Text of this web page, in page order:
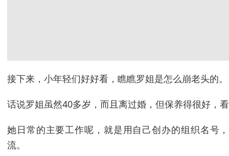
接下来，小年轻们好好看，瞧瞧罗姐是怎么崩老头的。
话说罗姐虽然40多岁，而且离过婚，但保养得很好，
她日常的主要工作呢，就是用自己创办的组织名号
流。